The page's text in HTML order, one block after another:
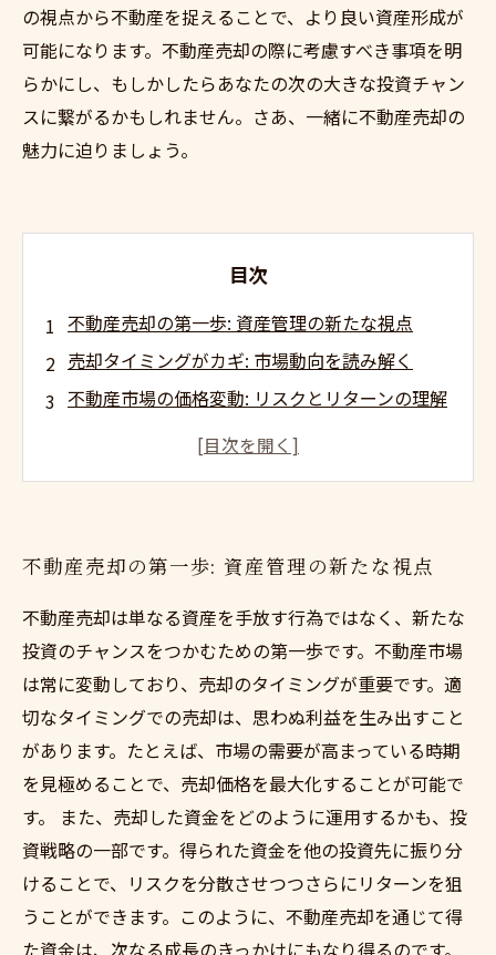
の視点から不動産を捉えることで、より良い資産形成が
可能になります。不動産売却の際に考慮すべき事項を明
らかにし、もしかしたらあなたの次の大きな投資チャン
スに繋がるかもしれません。さあ、一緒に不動産売却の
魅力に迫りましょう。
目次
不動産売却の第一歩: 資産管理の新たな視点
売却タイミングがカギ: 市場動向を読み解く
不動産市場の価格変動: リスクとリターンの理解
効果的な売却方法: 賢い投資家になるために
次なる大きな投資チャンスを探る: 不動産売却の
魅力とは
不動産売却の第一歩: 資産管理の新たな視点
不動産売却は単なる資産を手放す行為ではなく、新たな
投資のチャンスをつかむための第一歩です。不動産市場
は常に変動しており、売却のタイミングが重要です。適
切なタイミングでの売却は、思わぬ利益を生み出すこと
があります。たとえば、市場の需要が高まっている時期
を見極めることで、売却価格を最大化することが可能で
す。 また、売却した資金をどのように運用するかも、投
資戦略の一部です。得られた資金を他の投資先に振り分
けることで、リスクを分散させつつさらにリターンを狙
うことができます。このように、不動産売却を通じて得
た資金は、次なる成長のきっかけにもなり得るのです。